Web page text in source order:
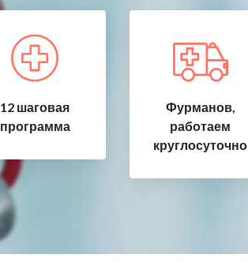
12 шаговая
программа
Фурманов,
работаем
круглосуточно